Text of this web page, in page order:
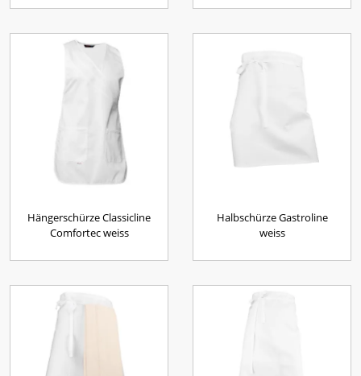
Hängerschürze Classicline
Comfortec weiss
Halbschürze Gastroline
weiss